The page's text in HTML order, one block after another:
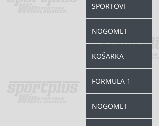
SPORTOVI
NOGOMET
KOŠARKA
FORMULA 1
NOGOMET